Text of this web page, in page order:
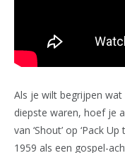
Als je wilt begrijpen
diepste waren, hoef je
van ‘Shout’ op ‘Pack
1959 als een gospel-